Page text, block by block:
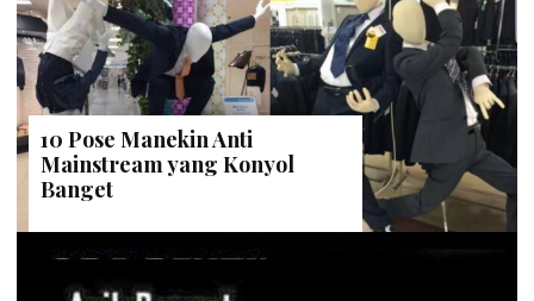
10 Pose Manekin Anti
Mainstream yang Konyol
Banget